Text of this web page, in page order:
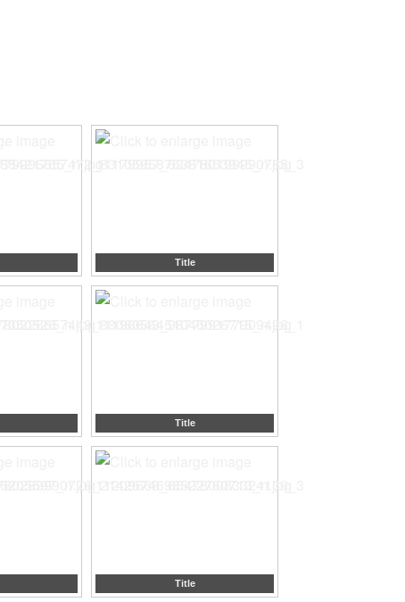
Title
Title
Title